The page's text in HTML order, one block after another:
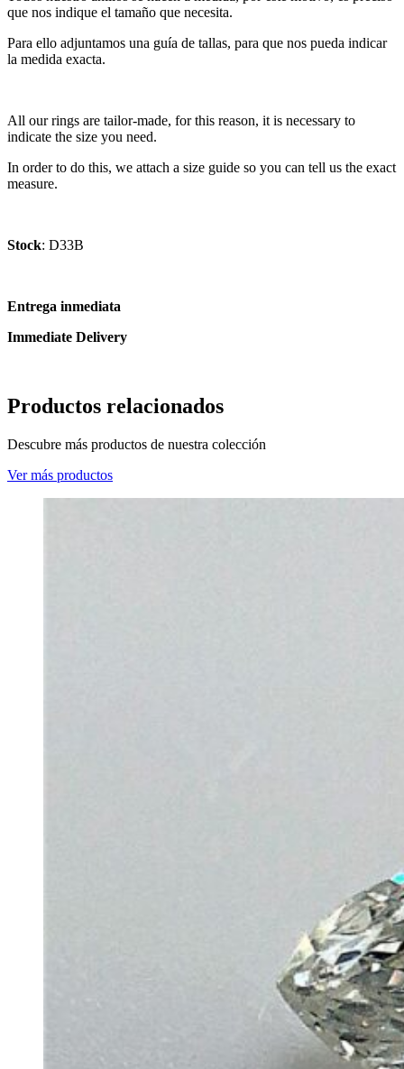
que nos indique el tamaño que necesita.
Para ello adjuntamos una guía de tallas, para que nos pueda indicar
la medida exacta.
All our rings are tailor-made, for this reason, it is necessary to
indicate the size you need.
In order to do this, we attach a size guide so you can tell us the exact
measure.
Stock: D33B
Entrega inmediata
Immediate Delivery
Productos relacionados
Descubre más productos de nuestra colección
Ver más productos